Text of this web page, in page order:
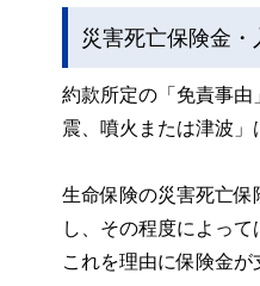
災害死亡保険金
約款所定の「免責事
震、噴火または津波」
生命保険の災害死亡
し、その程度によっ
これを理由に保険金が